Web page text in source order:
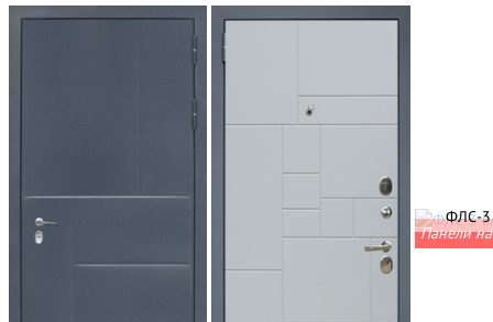
Панели
ФЛС-3